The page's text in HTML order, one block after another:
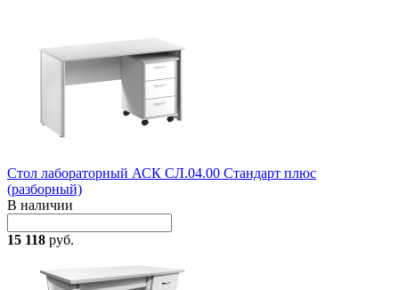
Стол лабораторный АСК СЛ.04.00 Стандарт плюс
(разборный)
В наличии
15 118 руб.